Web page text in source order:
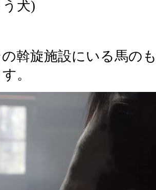
斡旋施設にいる馬の
。